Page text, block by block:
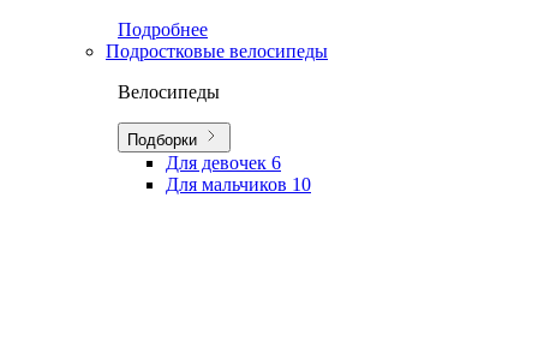
Подробнее
Подростковые велосипеды
Велосипеды
Подборки
Для девочек 6
Для мальчиков 10